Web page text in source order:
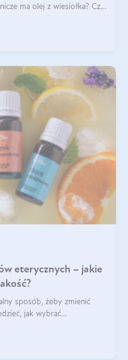
ma olej z wiesiołka? Czy
eterycznych – jakie
sposób, żeby zmienić
jak wybrać